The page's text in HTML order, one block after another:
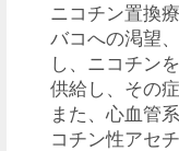
ニコチン置換
バコへの渇望
し、ニコチン
供給し、その
また、心血管
コチン性アセ